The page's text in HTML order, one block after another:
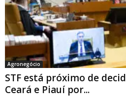
Agronegócio
STF está próximo de
Ceará e Piauí por...